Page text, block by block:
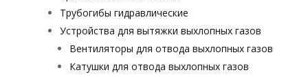
Трубогибы гидравлические
Устройства для вытяжки выхлопных газов
Вентиляторы для отвода выхлопных газов
Катушки для отвода выхлопных газов